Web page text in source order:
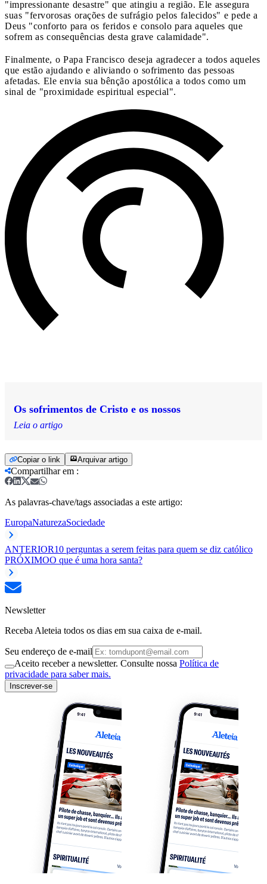
"impressionante desastre" que atingiu a região. Ele assegura
suas "fervorosas orações de sufrágio pelos falecidos" e pede a
Deus "conforto para os feridos e consolo para aqueles que
sofrem as consequências desta grave calamidade".
Finalmente, o Papa Francisco deseja agradecer a todos aqueles
que estão ajudando e aliviando o sofrimento das pessoas
afetadas. Ele envia sua bênção apostólica a todos como um
sinal de "proximidade espiritual especial".
Os sofrimentos de Cristo e os nossos
Leia o artigo
Copiar o link Arquivar artigo
Compartilhar em :
As palavras-chave/tags associadas a este artigo:
EuropaNaturezaSociedade
ANTERIOR10 perguntas a serem feitas para quem se diz católico
PRÓXIMOO que é uma hora santa?
Newsletter
Receba Aleteia todos os dias em sua caixa de e-mail.
Seu endereço de e-mail
Aceito receber a newsletter. Consulte nossa Política de
privacidade para saber mais.
Inscrever-se